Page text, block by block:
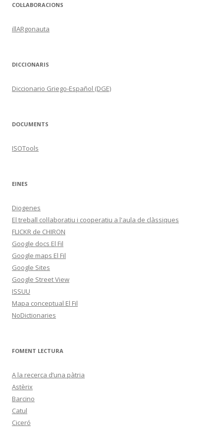
COL·LABORACIONS
illARgonauta
DICCIONARIS
Diccionario Griego-Español (DGE)
DOCUMENTS
ISOTools
EINES
Diogenes
El treball col·laboratiu i cooperatiu a l'aula de clàssiques
FLICKR de CHIRON
Google docs El Fil
Google maps El Fil
Google Sites
Google Street View
ISSUU
Mapa conceptual El Fil
NoDictionaries
FOMENT LECTURA
A la recerca d’una pàtria
Astèrix
Barcino
Catul
Ciceró